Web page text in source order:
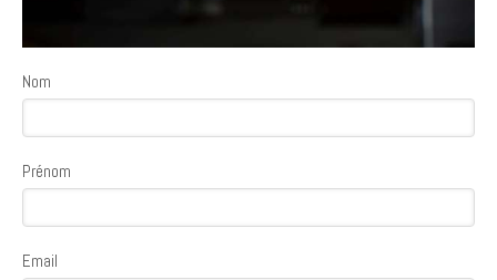
Nom
Prénom
Email